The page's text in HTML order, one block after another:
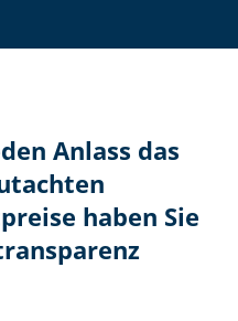
Anlass das
haben Sie